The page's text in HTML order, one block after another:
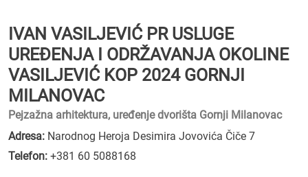
IVAN VASILJEVIĆ PR USLUGE
UREĐENJA I ODRŽAVANJA OKOLINE
VASILJEVIĆ KOP 2024 GORNJI
MILANOVAC
Pejzažna arhitektura, uređenje dvorišta Gornji Milanovac
Adresa: Narodnog Heroja Desimira Jovovića Čiče 7
Telefon: +381 60 5088168